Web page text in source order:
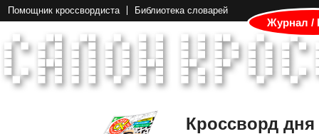
Помощник кроссвордиста Библиотека словарей
Журнал /
Кроссворд дня